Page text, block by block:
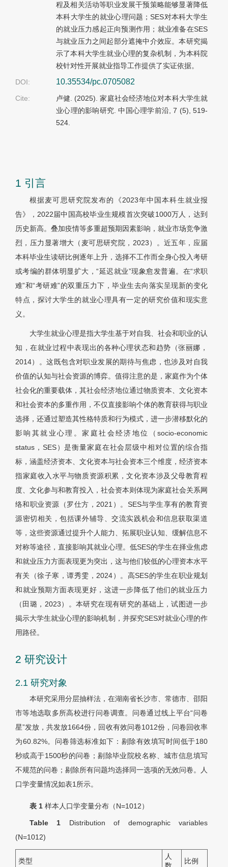
程及相关活动等职业发展干预策略能够显著降低
本科大学生的就业心理问题；SES对本科大学生
的就业压力感起正向预测作用；就业准备在SES
与就业压力之间起部分遮掩中介效应。本研究揭
示了本科大学生就业心理的复杂机制，为本科院
校针对性开展就业指导工作提供了实证依据。
DOI:
10.35534/pc.0705082
Cite:
卢健. (2025). 家庭社会经济地位对本科大学生就
业心理的影响研究. 中国心理学前沿, 7 (5), 519-
524.
1 引言
根据麦可思研究院发布的《2023年中国本科生就业报
告》，2022届中国高校毕业生规模首次突破1000万人，达到
历史新高。叠加疫情等多重超预期因素影响，就业市场竞争激
烈，压力显著增大（麦可思研究院，2023）。近五年，应届
本科毕业生读研比例逐年上升，选择不工作而全身心投入考研
或考编的群体明显扩大，“延迟就业”现象愈发普遍。在“求职
难”和“考研难”的双重压力下，毕业生去向落实呈现新的变化
特点，探讨大学生的就业心理具有一定的研究价值和现实意
义。
大学生就业心理是指大学生基于对自我、社会和职业的认
知，在就业过程中表现出的各种心理状态和趋势（张丽娜，
2014）。这既包含对职业发展的期待与焦虑，也涉及对自我
价值的认知与社会资源的博弈。值得注意的是，家庭作为个体
社会化的重要载体，其社会经济地位通过物质资本、文化资本
和社会资本的多重作用，不仅直接影响个体的教育获得与职业
选择，还通过塑造其性格特质和行为模式，进一步潜移默化的
影响其就业心理。家庭社会经济地位（socio-economic
status，SES）是衡量家庭在社会层级中相对位置的综合指
标，涵盖经济资本、文化资本与社会资本三个维度，经济资本
指家庭收入水平与物质资源积累，文化资本涉及父母教育程
度、文化参与和教育投入，社会资本则体现为家庭社会关系网
络和职业资源（罗仕方，2021）。SES与学生享有的教育资
源密切相关，包括课外辅导、交流实践机会和信息获取渠道
等，这些资源通过提升个人能力、拓展职业认知、缓解信息不
对称等途径，直接影响其就业心理。低SES的学生在择业焦虑
和就业压力方面表现更为突出，这与他们较低的心理资本水平
有关（徐子寒，谭秀雯，2024）。高SES的学生在职业规划
和就业预期方面表现更好，这进一步降低了他们的就业压力
（田璐，2023）。本研究在现有研究的基础上，试图进一步
揭示大学生就业心理的影响机制，并探究SES对就业心理的作
用路径。
2 研究设计
2.1 研究对象
本研究采用分层抽样法，在湖南省长沙市、常德市、邵阳
市等地选取多所高校进行问卷调查。问卷通过线上平台“问卷
星”发放，共发放1664份，回收有效问卷1012份，问卷回收率
为60.82%。问卷筛选标准如下：剔除有效填写时间低于180
秒或高于1500秒的问卷；剔除毕业院校名称、城市信息填写
不规范的问卷；剔除所有问题均选择同一选项的无效问卷。人
口学变量情况如表1所示。
表 1 样本人口学变量分布（N=1012）
Table 1 Distribution of demographic variables
(N=1012)
类型
人
比例